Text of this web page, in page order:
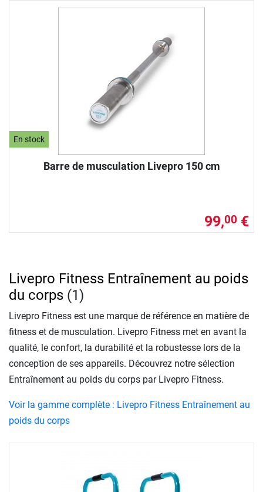
En stock
Barre de musculation Livepro 150 cm
99,00 €
Livepro Fitness Entraînement au poids
du corps (1)
Livepro Fitness est une marque de référence en matière de
fitness et de musculation. Livepro Fitness met en avant la
qualité, le confort, la durabilité et la robustesse lors de la
conception de ses appareils. Découvrez notre sélection
Entraînement au poids du corps par Livepro Fitness.
Voir la gamme complète : Livepro Fitness Entraînement au
poids du corps